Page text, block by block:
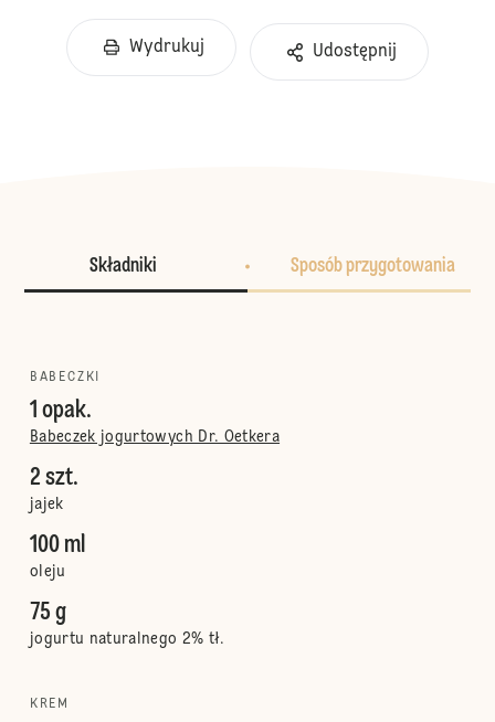
Wydrukuj Udostępnij
Składniki Sposób przygotowania
BABECZKI
1 opak.
Babeczek jogurtowych Dr. Oetkera
2 szt.
jajek
100 ml
oleju
75 g
jogurtu naturalnego 2% tł.
KREM